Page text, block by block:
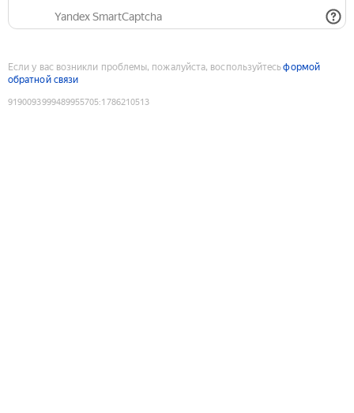
Yandex SmartCaptcha
Если у вас возникли проблемы, пожалуйста, воспользуйтесьформой
обратной связи
9190093999489955705:1786210513